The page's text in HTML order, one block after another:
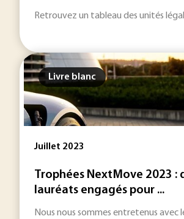
Retrouvez un tableau des unités
Livre blanc
Juillet 2023
Trophées NextMove 2023 :
lauréats engagés pour ...
Nous nous sommes entretenus